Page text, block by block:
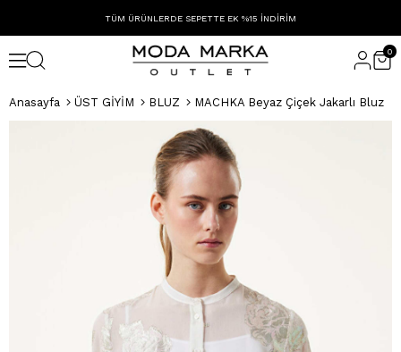
TÜM ÜRÜNLERDE SEPETTE EK %15 İNDİRİM
0
Anasayfa ÜST GİYİM BLUZ MACHKA Beyaz Çiçek Jakarlı Bluz